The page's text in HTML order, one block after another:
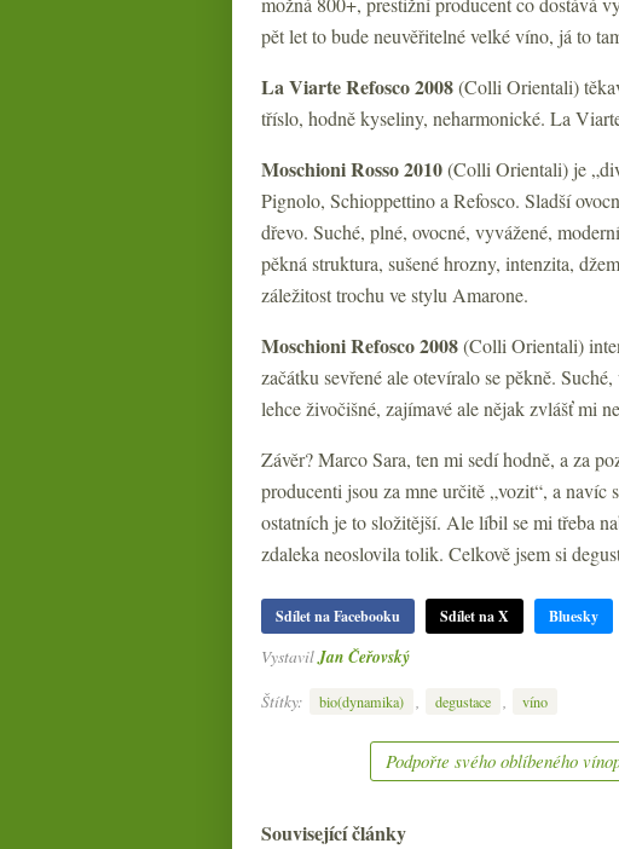
pět let to bude neuvěřitelné velké víno, já to
La Viarte Refosco 2008(Colli Orientali)
tříslo, hodně kyseliny, neharmonické. La
Moschioni Rosso 2010(Colli Orientali) je
Pignolo, Schioppettino a Refosco. Sladší
dřevo. Suché, plné, ovocné, vyvážené,
pěkná struktura, sušené hrozny, intenzita,
záležitost trochu ve stylu Amarone.
Moschioni Refosco 2008(Colli Orientali)
začátku sevřené ale otevíralo se pěkně.
lehce živočišné, zajímavé ale nějak zvlášť mi
Závěr? Marco Sara, ten mi sedí hodně, a za
producenti jsou za mne určitě „vozit“, a
ostatních je to složitější. Ale líbil se mi třeba
zdaleka neoslovila tolik. Celkově jsem si
Sdílet na Facebooku Sdílet na X Bluesky
VystavilJan Čeřovský
Štítky:
bio(dynamika) degustace víno
Podpořte svého oblíbeného
Související články